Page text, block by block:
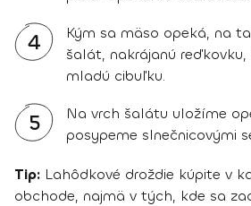
4
Kým sa mäso opeká, na
šalát, nakrájanú
mladú cibuľku.
5
Na vrch šalátu uložíme
posypeme slnečnicovými
Tip: Lahôdkové droždie kúpite v
obchode, najmä v tých, kde sa